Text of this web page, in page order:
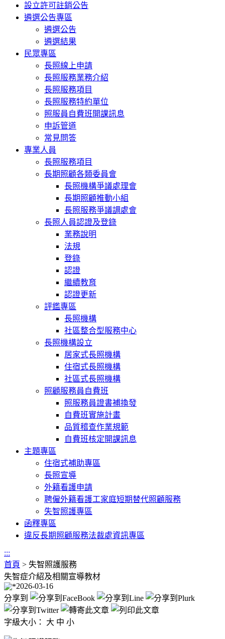
設立許可註銷公告
遴選公告專區
遴選公告
遴選結果
民眾專區
長照線上申請
長照服務業務介紹
長照服務項目
長照服務特約單位
照服員自費班開課訊息
申訴管道
常見問答
專業人員
長照服務項目
長期照顧各類委員會
長照機構爭議處理會
長期照顧推動小組
長照服務爭議調處會
長照人員認證及登錄
業務說明
法規
登錄
認證
繼續教育
認證更新
評鑑專區
長照機構
社區整合型服務中心
長照機構設立
居家式長照機構
住宿式長照機構
社區式長照機構
照顧服務員自費班
照服務員證書補換發
自費班實施計畫
品質稽查作業規範
自費班核定開課訊息
主題專區
住宿式補助專區
長照宣導
外籍看護申請
聘僱外籍看護工家庭短期替代照顧服務
失智照護專區
函釋專區
違反長期照顧服務法裁處資訊專區
:::
首頁 > 失智照護服務
失智症介紹及相關宣導教材
2026-03-16
分享到
字級大小： 大 中 小